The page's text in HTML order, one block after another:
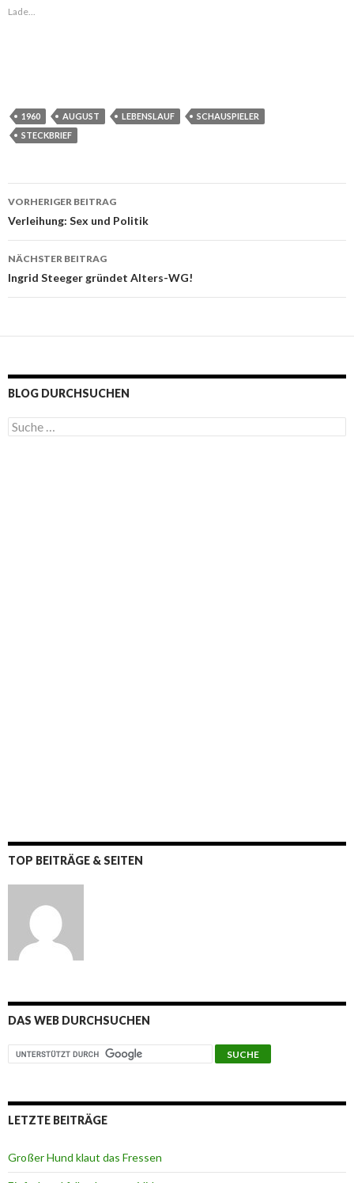
Lade...
1960 AUGUST LEBENSLAUF
SCHAUSPIELER
STECKBRIEF
Beitragsnavigation
VORHERIGER BEITRAG
Verleihung: Sex und Politik
NÄCHSTER BEITRAG
Ingrid Steeger gründet Alters-WG!
BLOG DURCHSUCHEN
S
u
TOP BEITRÄGE & SEITEN
DAS WEB DURCHSUCHEN
LETZTE BEITRÄGE
Großer Hund klaut das Fressen